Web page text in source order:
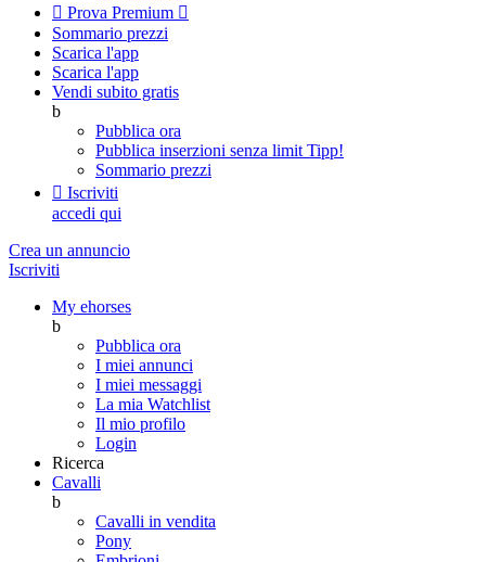
 Prova Premium 
Sommario prezzi
Scarica l'app
Scarica l'app
Vendi subito gratis
b
Pubblica ora
Pubblica inserzioni senza limit Tipp!
Sommario prezzi
 Iscriviti
accedi qui
Crea un annuncio
Iscriviti
My ehorses
b
Pubblica ora
I miei annunci
I miei messaggi
La mia Watchlist
Il mio profilo
Login
Ricerca
Cavalli
b
Cavalli in vendita
Pony